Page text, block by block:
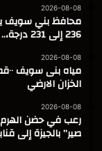
2026-08-08
محافظ بني سويف
236 إلى 231 درجة،.. والخدمات من 210 درجة إلى 209
2026-08-08
الخزان الارضي
2026-08-08
رعب في حضن الهرم..
صير” بالجيزة إلى